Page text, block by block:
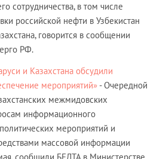
сотрудничества, в том числе
российской нефти в Узбекистан
говорится в сообщении
РФ.
и Казахстана обсудили
мероприятий» - Очередной
межмидовских
информационного
мероприятий и
массовой информации